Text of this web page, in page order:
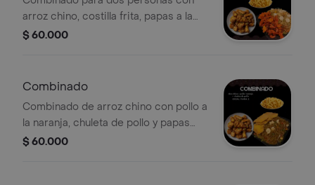
arroz chino, costilla frita, papas a la
francesa y pollo a la naranja.
$ 60.000
Combinado
Combinado de arroz chino con pollo a
la naranja, chuleta de pollo y papas
fritas. Ideal para 2 personas.
$ 60.000